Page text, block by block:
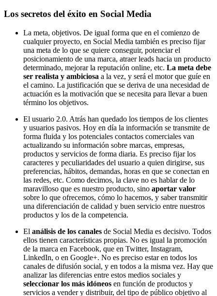
Los secretos del éxito en Social Media
La meta, objetivos. De igual forma que en el comienzo de
cualquier proyecto, en Social Media también es preciso fijar
una meta de lo que se quiere conseguir, potenciar el
posicionamiento de una marca, atraer leads hacia un producto
determinado, mejorar la reputación online, etc. La meta debe
ser realista y ambiciosa a la vez, y será el motor que guíe en
el camino. La justificación que se deriva de una necesidad de
actuación es la motivación que se necesita para llevar a buen
término los objetivos.
El usuario 2.0. Atrás han quedado los tiempos de los clientes
y usuarios pasivos. Hoy en día la información se transmite de
forma fluida y los potenciales contactos comerciales van
actualizando su información sobre marcas, empresas,
productos y servicios de forma diaria. Es preciso fijar los
caracteres y peculiaridades del usuario a quien dirigirse, sus
preferencias, hábitos, demandas, horas en que se conectan en
las redes, etc. Como decimos, la clave no es hablar de lo
maravilloso que es nuestro producto, sino aportar valor
sobre lo que ofrecemos, cómo lo hacemos, y saber transmitir
una diferenciación de calidad y buen servicio entre nuestros
productos y los de la competencia.
El análisis de los canales de Social Media es decisivo. Todos
ellos tienen características propias. No es igual la promoción
de la marca en Facebook, que en Twitter, Instagram,
LinkedIn, o en Google+. No es preciso estar en todos los
canales de difusión social, y en todos a la misma vez. Hay que
analizar las diferencias entre estos medios sociales y
seleccionar los más idóneos en función de productos y
servicios a vender y distribuir, del tipo de público objetivo al